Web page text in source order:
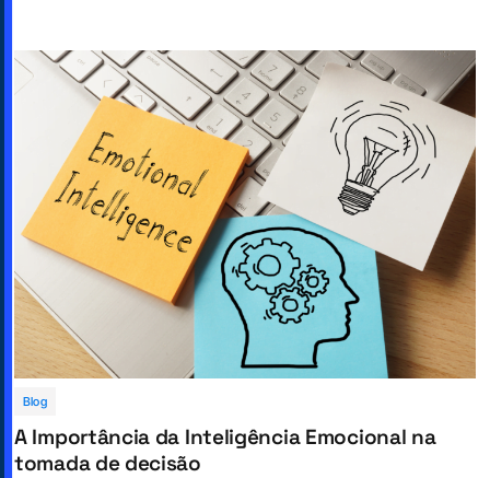
Blog
A Importância da Inteligência Emocional na
tomada de decisão